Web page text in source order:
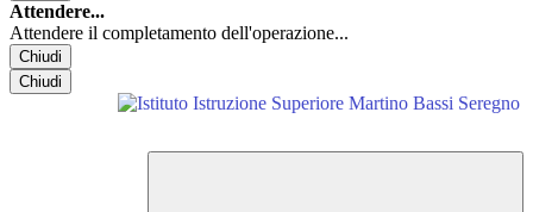
Attendere...
Attendere il completamento dell'operazione...
Chiudi
Chiudi